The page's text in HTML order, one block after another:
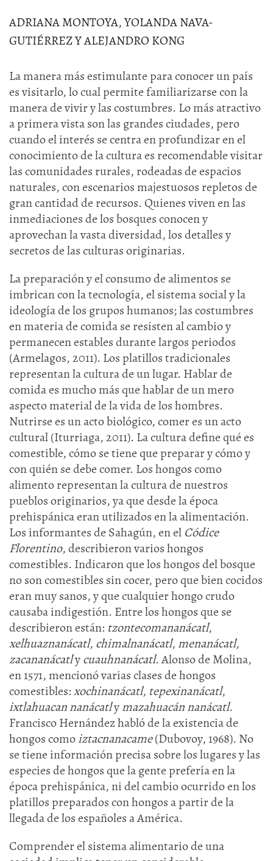
ADRIANA MONTOYA, YOLANDA NAVA-
GUTIÉRREZ Y ALEJANDRO KONG
La manera más estimulante para conocer un país
es visitarlo, lo cual permite familiarizarse con la
manera de vivir y las costumbres. Lo más atractivo
a primera vista son las grandes ciudades, pero
cuando el interés se centra en profundizar en el
conocimiento de la cultura es recomendable visitar
las comunidades rurales, rodeadas de espacios
naturales, con escenarios majestuosos repletos de
gran cantidad de recursos. Quienes viven en las
inmediaciones de los bosques conocen y
aprovechan la vasta diversidad, los detalles y
secretos de las culturas originarias.
La preparación y el consumo de alimentos se
imbrican con la tecnología, el sistema social y la
ideología de los grupos humanos; las costumbres
en materia de comida se resisten al cambio y
permanecen estables durante largos periodos
(Armelagos, 2011). Los platillos tradicionales
representan la cultura de un lugar. Hablar de
comida es mucho más que hablar de un mero
aspecto material de la vida de los hombres.
Nutrirse es un acto biológico, comer es un acto
cultural (Iturriaga, 2011). La cultura define qué es
comestible, cómo se tiene que preparar y cómo y
con quién se debe comer. Los hongos como
alimento representan la cultura de nuestros
pueblos originarios, ya que desde la época
prehispánica eran utilizados en la alimentación.
Los informantes de Sahagún, en el Códice
Florentino, describieron varios hongos
comestibles. Indicaron que los hongos del bosque
no son comestibles sin cocer, pero que bien cocidos
eran muy sanos, y que cualquier hongo crudo
causaba indigestión. Entre los hongos que se
describieron están: tzontecomananácatl,
xelhuaznanácatl, chimalnanácatl, menanácatl,
zacananácatlycuauhnanácatl. Alonso de Molina,
en 1571, mencionó varias clases de hongos
comestibles:xochinanácatl, tepexinanácatl,
ixtlahuacannanácatlymazahuacán nanácatl.
Francisco Hernández habló de la existencia de
hongos comoiztacnanacame(Dubovoy, 1968). No
se tiene información precisa sobre los lugares y las
especies de hongos que la gente prefería en la
época prehispánica, ni del cambio ocurrido en los
platillos preparados con hongos a partir de la
llegada de los españoles a América.
Comprender el sistema alimentario de una